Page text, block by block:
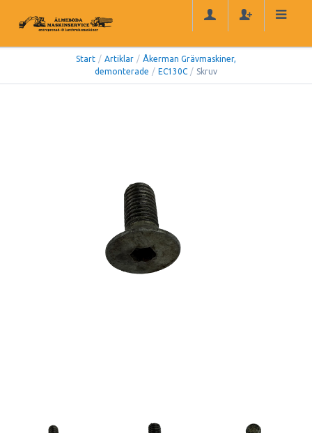
Start / Artiklar / Åkerman Grävmaskiner,
demonterade / EC130C / Skruv